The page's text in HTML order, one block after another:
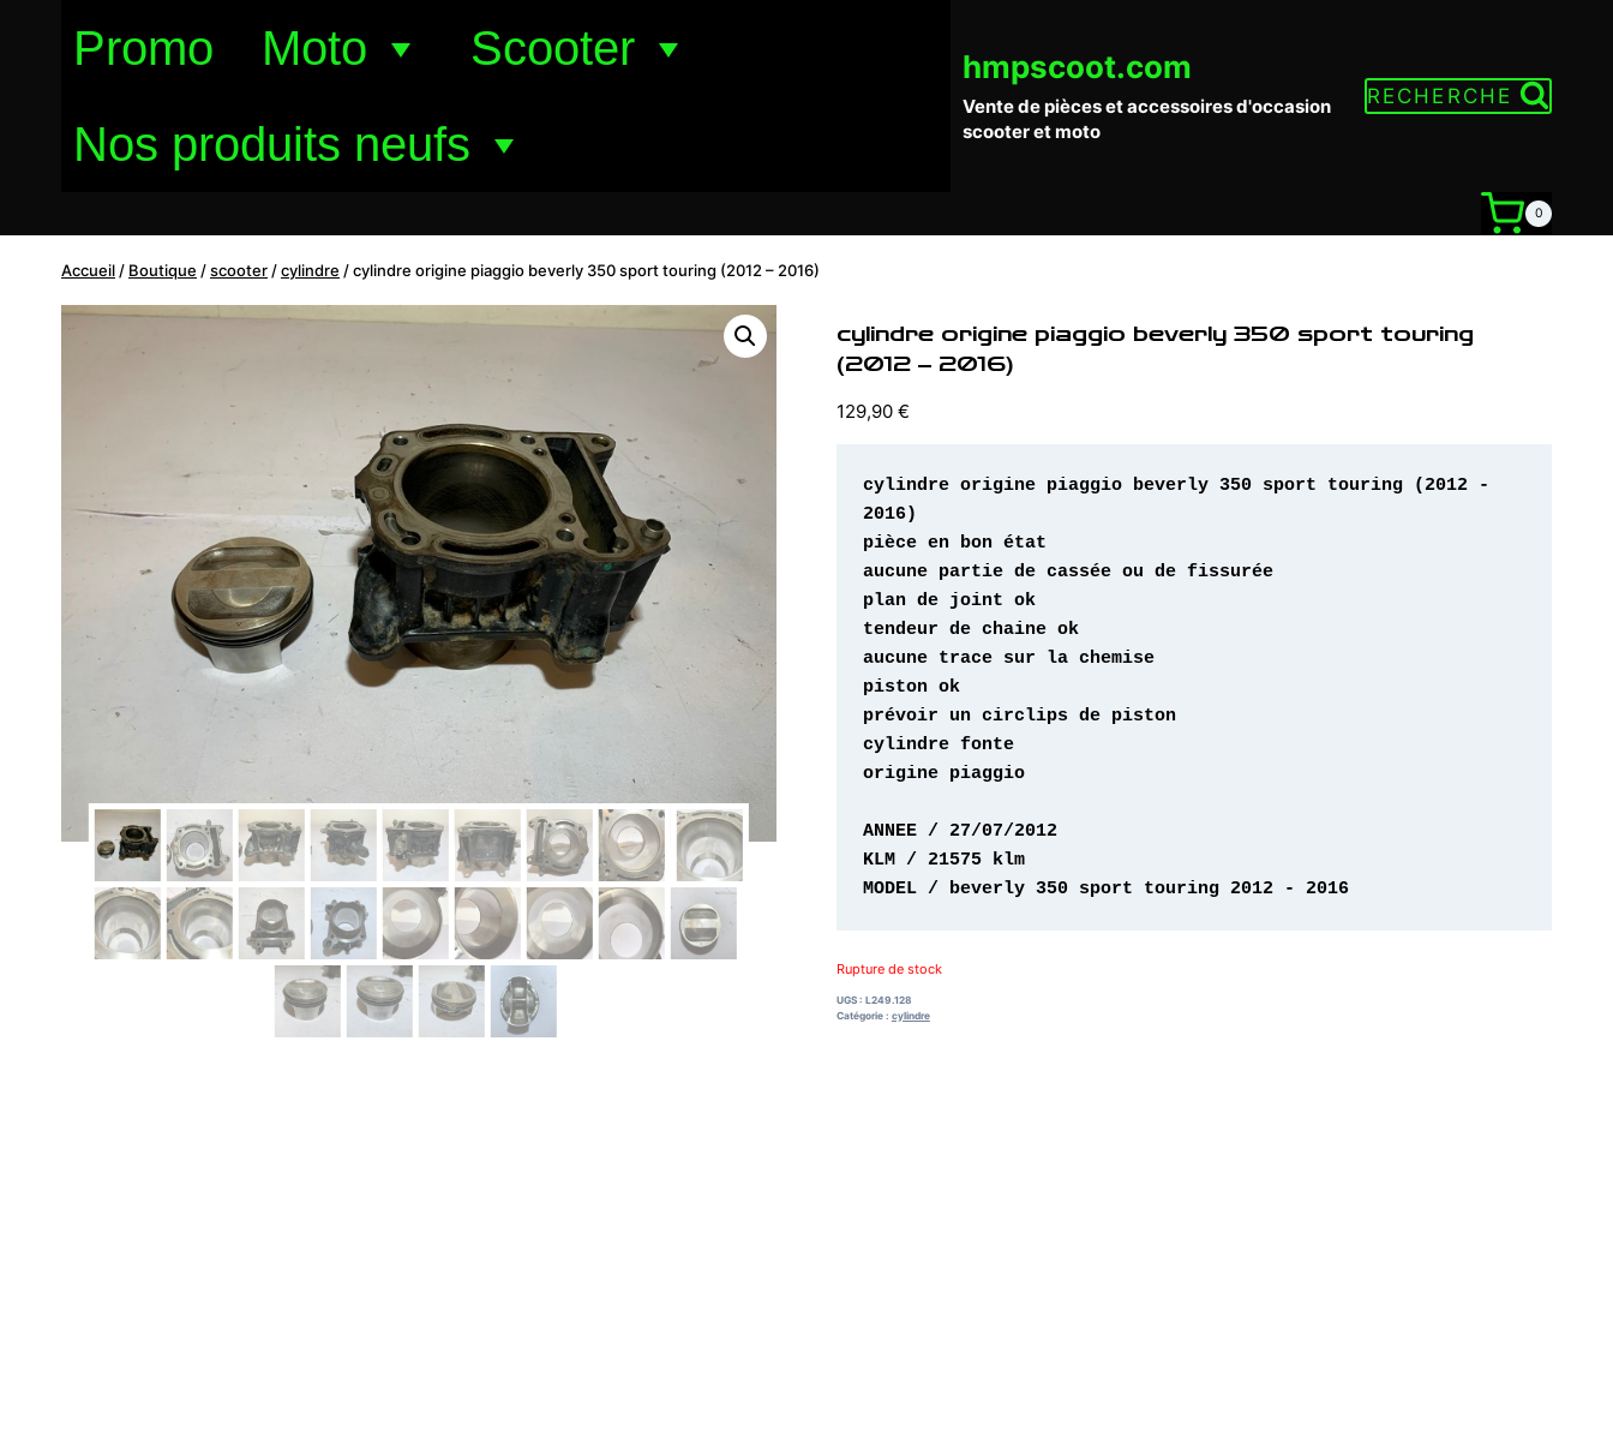
Promo Moto
Scooter
Nos produits neufs
hmpscoot.com
Vente de pièces et accessoires d'occasion
scooter et moto
RECHERCHE
0
Accueil / Boutique /scooter /cylindre /cylindre origine piaggio beverly 350 sport touring (2012 – 2016)
cylindre origine piaggio beverly 350 sport touring
(2012 – 2016)
129,90 €
cylindre origine piaggio beverly 350 sport touring (2012 -
origine piaggio
MODEL / beverly 350 sport touring 2012 - 2016
Rupture de stock
UGS : L249.128
Catégorie : cylindre